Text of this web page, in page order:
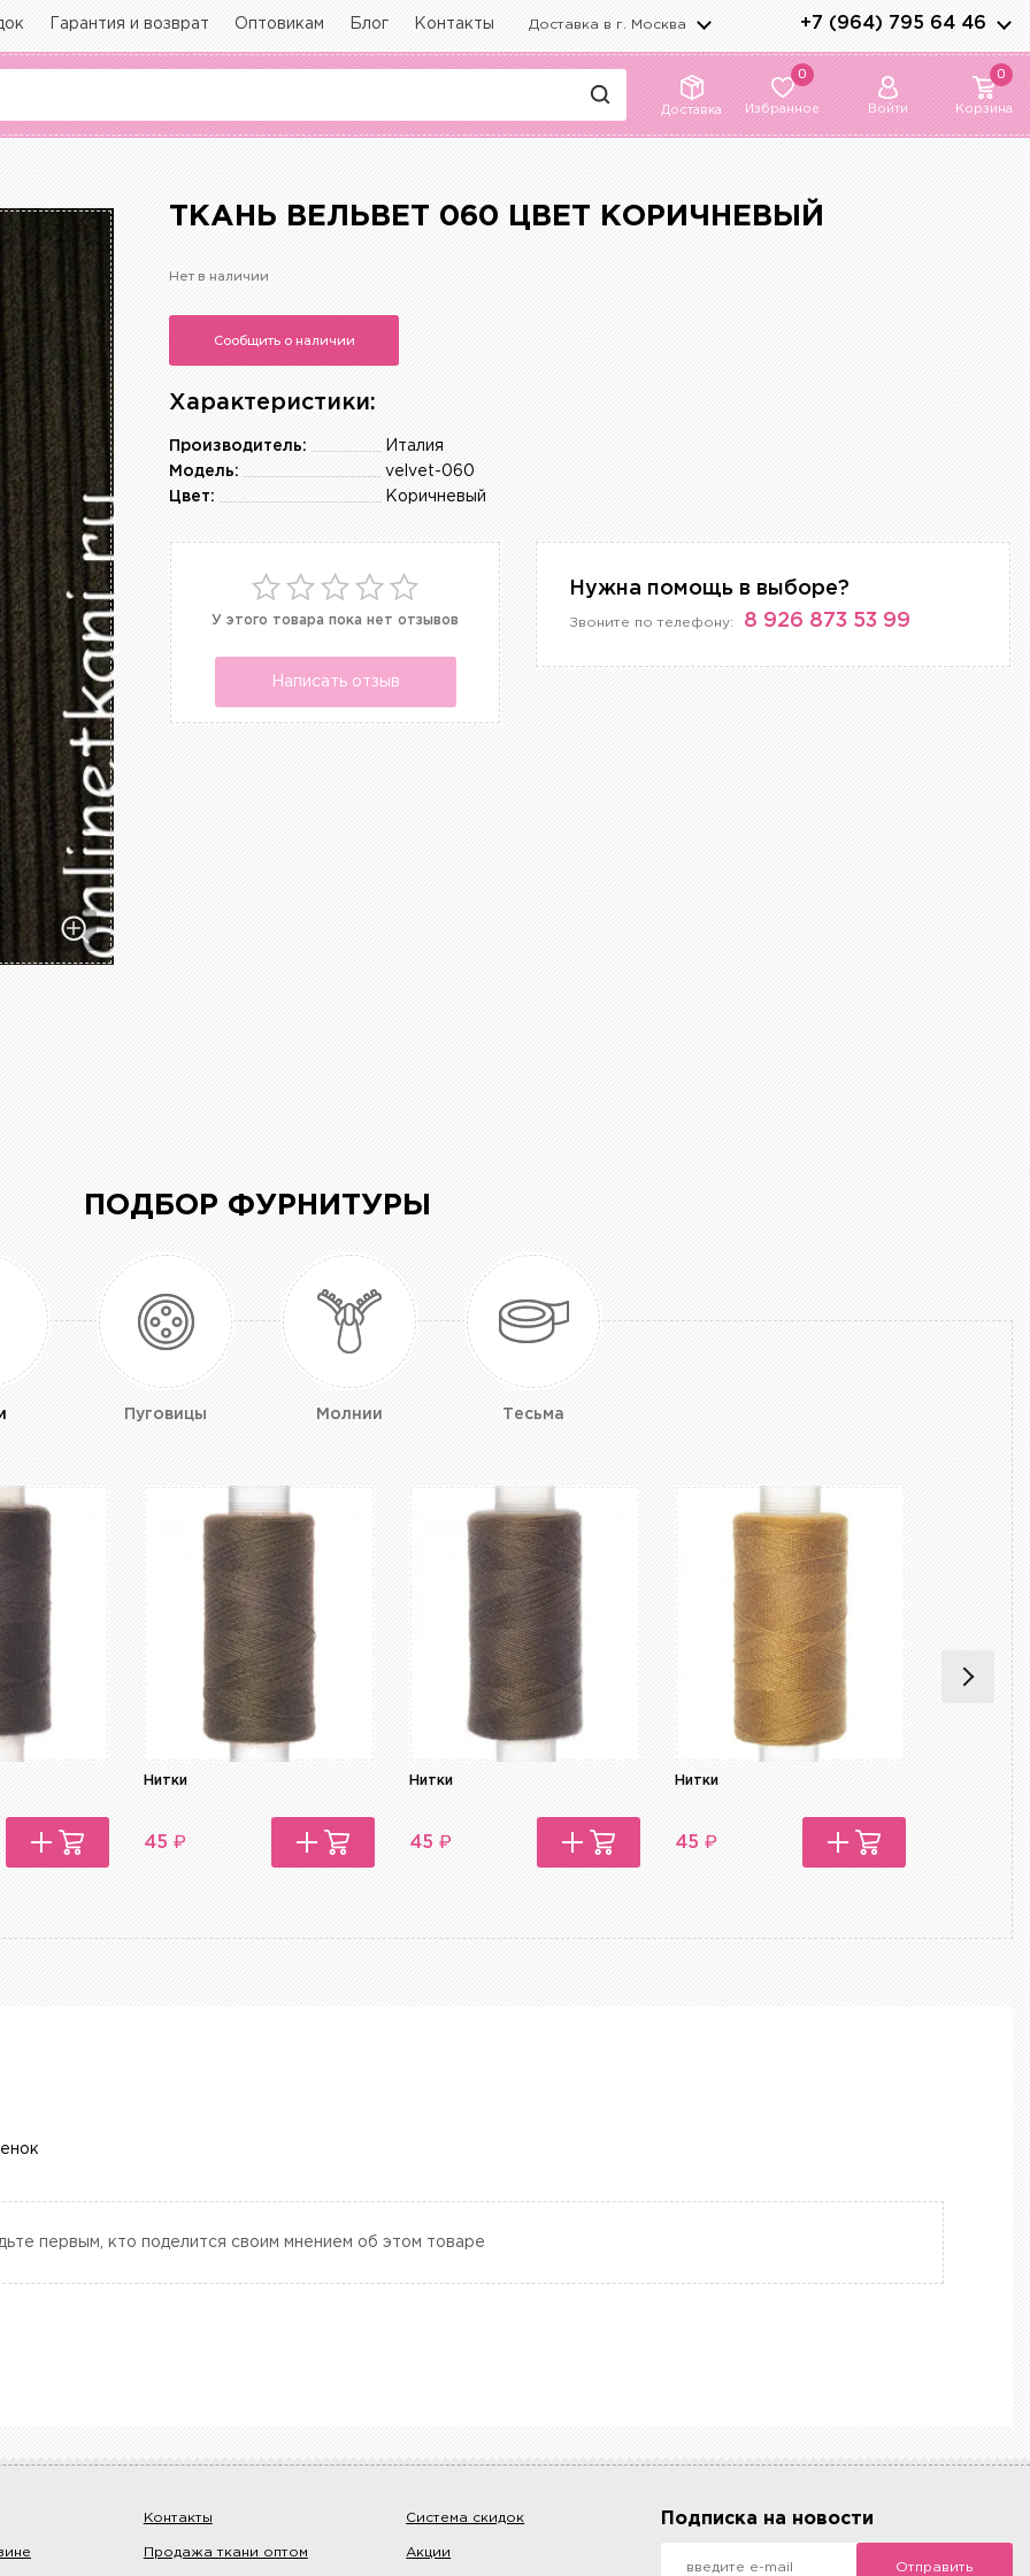
Гарантия и возврат Оптовикам Блог Контакты Доставка в г. Москва +7 (964) 795 64 46
Доставка
0
Избранное Войти
0
Корзина
ТКАНЬ ВЕЛЬВЕТ 060 ЦВЕТ КОРИЧНЕВЫЙ
Нет в наличии
Сообщить о наличии
Характеристики:
Италия
Производитель:
velvet-060
Модель:
Коричневый
Цвет:
У этого товара пока нет отзывов
Написать отзыв
Нужна помощь в выборе?
Звоните по телефону: 8 926 873 53 99
ПОДБОР ФУРНИТУРЫ
Пуговицы Молнии Тесьма
Нитки
45 ₽
Нитки
45 ₽
Нитки
45 ₽
первым, кто поделится своим мнением об этом товаре
Контакты
Продажа ткани оптом
Система скидок
Акции
Подписка на новости
Отправить